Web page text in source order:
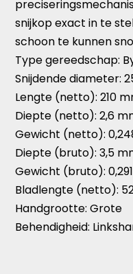
snijkop exact in te
schoon te kunnen
Type gereedschap:
Snijdende diameter:
Lengte (netto):210
Diepte (netto):2,6
Gewicht (netto):
Diepte (bruto):3,5
Gewicht (bruto):
Bladlengte (netto):
Handgrootte:Grote
Behendigheid: